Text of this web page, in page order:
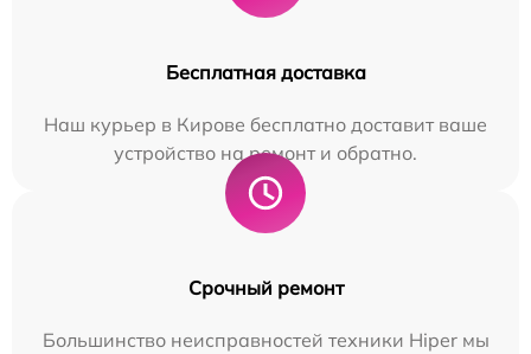
Бесплатная доставка
Наш курьер в Кирове бесплатно доставит ваше
устройство на ремонт и обратно.
Срочный ремонт
Большинство неисправностей техники Hiper мы